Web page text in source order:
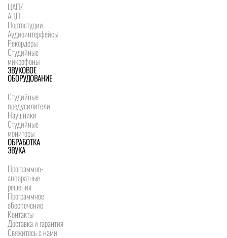
ЦАП/
АЦП
Портостудии
Аудиоинтерфейсы
Рекордеры
Студийные
микрофоны
ЗВУКОВОЕ
ОБОРУДОВАНИЕ
Студийные
предусилители
Наушники
Студийные
мониторы
ОБРАБОТКА
ЗВУКА
Программно-
аппаратные
решения
Программное
обеспечение
Контакты
Доставка и гарантия
Свяжитесь с нами